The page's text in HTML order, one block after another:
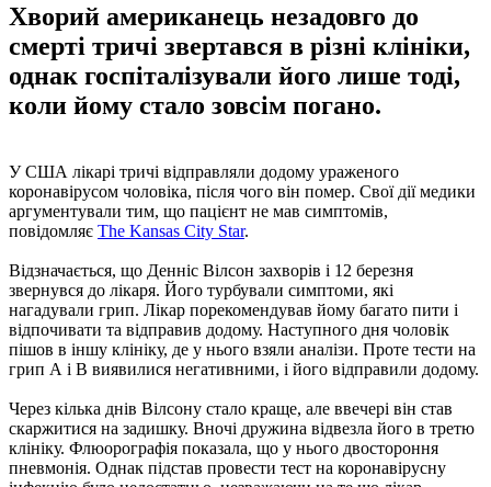
Хворий американець незадовго до
смерті тричі звертався в різні клініки,
однак госпіталізували його лише тоді,
коли йому стало зовсім погано.
У США лікарі тричі відправляли додому ураженого
коронавірусом чоловіка, після чого він помер. Свої дії медики
аргументували тим, що пацієнт не мав симптомів,
повідомляє The Kansas City Star.
Відзначається, що Денніс Вілсон захворів і 12 березня
звернувся до лікаря. Його турбували симптоми, які
нагадували грип. Лікар порекомендував йому багато пити і
відпочивати та відправив додому. Наступного дня чоловік
пішов в іншу клініку, де у нього взяли аналізи. Проте тести на
грип А і B виявилися негативними, і його відправили додому.
Через кілька днів Вілсону стало краще, але ввечері він став
скаржитися на задишку. Вночі дружина відвезла його в третю
клініку. Флюорографія показала, що у нього двостороння
пневмонія. Однак підстав провести тест на коронавірусну